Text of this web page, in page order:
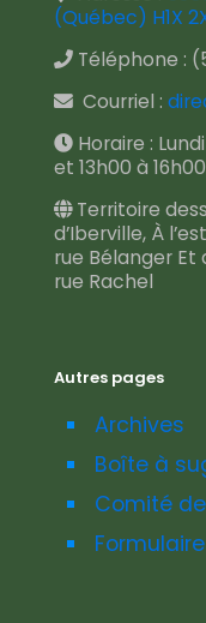
(Québec) H1X
Téléphone :
Courriel :
Horaire :
et 13h00 à 16h00
Territoire
d’Iberville, À
rue Bélanger Et
rue Rachel
Autres pages
Archives
Boîte à
Comité